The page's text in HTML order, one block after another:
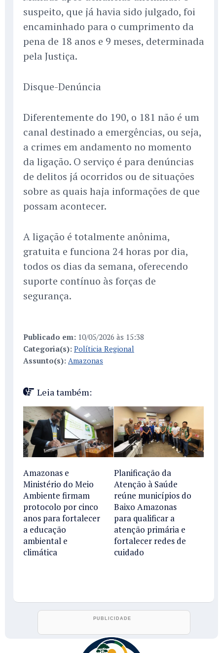
suspeito, que já havia sido julgado, foi
encaminhado para o cumprimento da
pena de 18 anos e 9 meses, determinada
pela Justiça.
Disque-Denúncia
Diferentemente do 190, o 181 não é um
canal destinado a emergências, ou seja,
a crimes em andamento no momento
da ligação. O serviço é para denúncias
de delitos já ocorridos ou de situações
sobre as quais haja informações de que
possam acontecer.
A ligação é totalmente anônima,
gratuita e funciona 24 horas por dia,
todos os dias da semana, oferecendo
suporte contínuo às forças de
segurança.
Publicado em: 10/05/2026 às 15:38
Categoria(s): Políticia Regional
Assunto(s): Amazonas
Leia também:
Amazonas e
Ministério do Meio
Ambiente firmam
protocolo por cinco
anos para fortalecer
a educação
ambiental e
climática
Planificação da
Atenção à Saúde
reúne municípios do
Baixo Amazonas
para qualificar a
atenção primária e
fortalecer redes de
cuidado